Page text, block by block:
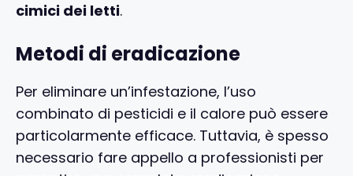
cimici dei letti.
Metodi di eradicazione
Per eliminare un’infestazione, l’uso
combinato di pesticidi e il calore può essere
particolarmente efficace. Tuttavia, è spesso
necessario fare appello a professionisti per